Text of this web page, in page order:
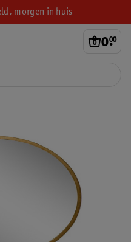
morgen in huis
0.
00